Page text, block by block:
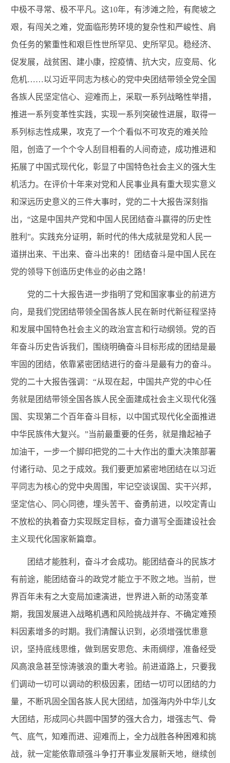
中极不寻常、极不平凡。这10年，有涉滩之险，有爬坡之
艰，有闯关之难，党面临形势环境的复杂性和严峻性、肩
负任务的繁重性和艰巨性世所罕见、史所罕见。稳经济、
促发展，战贫困、建小康，控疫情、抗大灾，应变局、化
危机……以习近平同志为核心的党中央团结带领全党全国
各族人民坚定信心、迎难而上，采取一系列战略性举措，
推进一系列变革性实践，实现一系列突破性进展，取得一
系列标志性成果，攻克了一个个看似不可攻克的难关险
阻，创造了一个个令人刮目相看的人间奇迹，成功推进和
拓展了中国 式现代化，彰显了中国特色社会主义的强大生
机活力。在评价十年来对党和人民事业具有重大现实意义
和深远历史意义的三件大事时，党的二十大报告深刻指
出，“这是中国共产党和中国人民团结奋斗赢得的历史性
胜利”。实践充分证明，新时代的伟大成就是党和人民一
道拼出来、干出来、奋斗出来的！团结奋斗是中国人民在
党的领导下创造历史伟业的必由之路！
党的二十大报告进一步指明了党和国家事业的前进方
向，是我们党团结带领全国各族人民在新时代新征程坚持
和发展中国特色社会主义的政治宣言和行动纲领。党的百
年奋斗历史告诉我们，围绕明确奋斗目标形成的团结是最
牢固的团结，依靠紧密团结进行的奋斗是最有力的奋斗。
党的二十大报告强调：“从现在起，中国共产党的中心任
务就是团结带领全国各族人民全面建成社会主义现代化强
国、实现第二个百年奋斗目标，以中国式现代化全面推进
中华民族伟大复兴。”当前最重要的任务，就是撸起袖子
加油干，一步一个脚印把党的二十大作出的重大决策部署
付诸行动、见之于成效。我们要更加紧密地团结在以习近
平同志为核心的党中央周围，牢记空谈误国、实干兴邦，
坚定信心、同心同德，埋头苦干、奋勇前进，以咬定青山
不放松的执着奋力实现既定目标，奋力谱写全面建设社会
主义现代化国家新篇章。
团结才能胜利，奋斗才会成功。能团结奋斗的民族才
有前途，能团结奋斗的政党才能立于不败之地。当前，世
界百年未有之大变局加速演进，世界进入新的动荡变革
期，我国发展进入战略机遇和风险挑战并存、不确定难预
料因素增多的时期。我们清醒认识到，必须增强忧患意
识，坚持底线思维，做到居安思危、未雨绸缪，准备经受
风高浪急甚至惊涛骇浪的重大考验。前进道路上，只要我
们调动一切可以调动的积极因素，团结一切可以团结的力
量，不断巩固全国各族人民大团结，加强海内外中华儿女
大团结，形成同心共圆中国梦的强大合力，增强志气、骨
气、底气，知难而进、迎难而上，全力战胜各种困难和挑
战，就一定能依靠顽强斗争打开事业发展新天地，继续创